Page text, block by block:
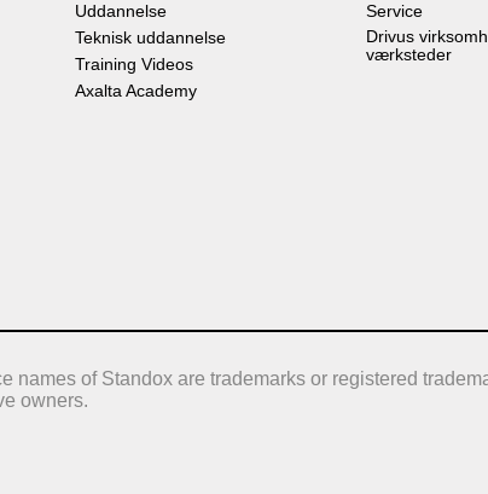
Uddannelse
Teknisk uddannelse
Training Videos
Axalta Academy
Service
Drivus
værksteder
of Standox are trademarks or registered
owners.